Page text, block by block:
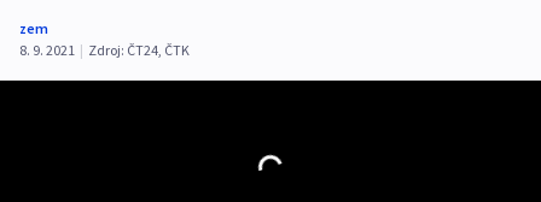
zem
8. 9. 2021 | Zdroj: ČT24, ČTK